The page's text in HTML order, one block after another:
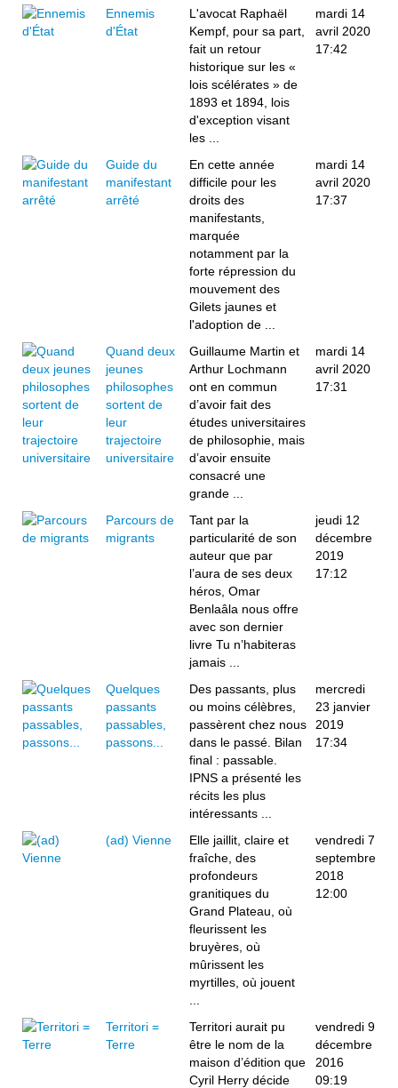
Ennemis
d'État
L'avocat Raphaël
Kempf, pour sa part,
fait un retour
historique sur les «
lois scélérates » de
1893 et 1894, lois
d'exception visant
les ...
mardi 14
avril 2020
17:42
Guide du
manifestant
arrêté
En cette année
difficile pour les
droits des
manifestants,
marquée
notamment par la
forte répression du
mouvement des
Gilets jaunes et
l'adoption de ...
mardi 14
avril 2020
17:37
Quand deux
jeunes
philosophes
sortent de
leur
trajectoire
universitaire
Guillaume Martin et
Arthur Lochmann
ont en commun
d’avoir fait des
études universitaires
de philosophie, mais
d’avoir ensuite
consacré une
grande ...
mardi 14
avril 2020
17:31
Parcours de
migrants
Tant par la
particularité de son
auteur que par
l’aura de ses deux
héros, Omar
Benlaâla nous offre
avec son dernier
livre Tu n’habiteras
jamais ...
jeudi 12
décembre
2019
17:12
Quelques
passants
passables,
passons...
Des passants, plus
ou moins célèbres,
passèrent chez nous
dans le passé. Bilan
final : passable.
IPNS a présenté les
récits les plus
intéressants ...
mercredi
23 janvier
2019
17:34
(ad) Vienne
Elle jaillit, claire et
fraîche, des
profondeurs
granitiques du
Grand Plateau, où
fleurissent les
bruyères, où
mûrissent les
myrtilles, où jouent
vendredi 7
septembre
2018
12:00
Territori =
Terre
Territori aurait pu
être le nom de la
maison d’édition que
Cyril Herry décide
vendredi 9
décembre
2016
09:19